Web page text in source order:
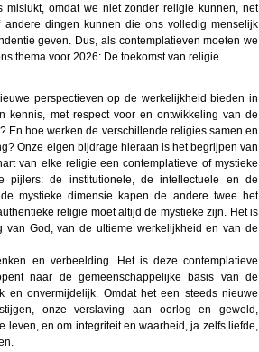
omdat we niet zonder religie kunnen, net
dingen kunnen die ons volledig menselijk
geven. Dus, als contemplatieven moeten we
thema voor 2026: De toekomst van religie.
perspectieven op de werkelijkheid bieden in
kennis, met respect voor en ontwikkeling van de
En hoe werken de verschillende religies samen en
Onze eigen bijdrage hieraan is het begrijpen van
van elke religie een contemplatieve of mystieke
pijlers: de institutionele, de intellectuele en de
mystieke dimensie kapen de andere twee het
religie moet altijd de mystieke zijn. Het is
van God, van de ultieme werkelijkheid en van de
en verbeelding. Het is deze contemplatieve
naar de gemeenschappelijke basis van de
en onvermijdelijk. Omdat het een steeds nieuwe
onze verslaving aan oorlog en geweld,
en om integriteit en waarheid, ja zelfs liefde,